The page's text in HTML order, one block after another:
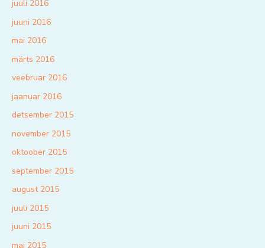
juuli 2016
juuni 2016
mai 2016
märts 2016
veebruar 2016
jaanuar 2016
detsember 2015
november 2015
oktoober 2015
september 2015
august 2015
juuli 2015
juuni 2015
mai 2015